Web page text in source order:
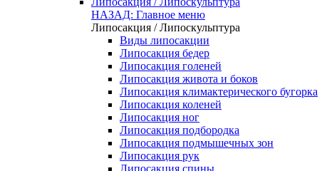
НАЗАД: Главное меню
Липосакция / Липоскульптура
Виды липосакции
Липосакция бедер
Липосакция голеней
Липосакция живота и боков
Липосакция климактерического бугорка
Липосакция коленей
Липосакция ног
Липосакция подбородка
Липосакция подмышечных зон
Липосакция рук
Липосакция спины